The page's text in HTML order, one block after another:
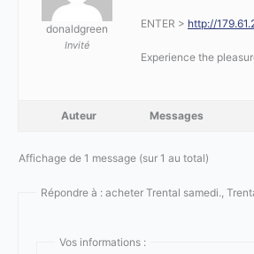
donaldgreen
Invité
ENTER > http://
Experience the
Auteur Messages
Affichage de 1 message (sur 1 au total)
Répondre à : acheter Trental samedi.,
Vos informations :